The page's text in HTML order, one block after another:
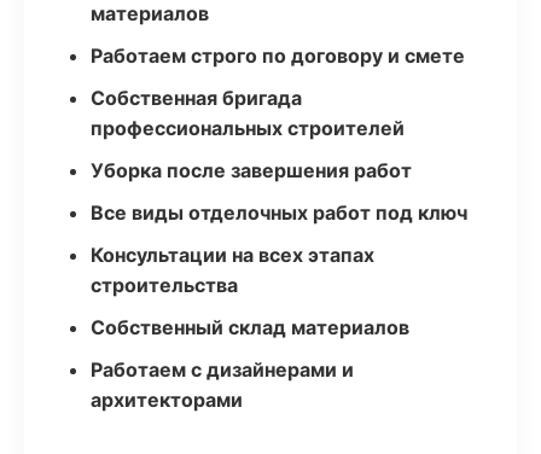
материалов
Работаем строго по договору и смете
Собственная бригада
профессиональных строителей
Уборка после завершения работ
Все виды отделочных работ под ключ
Консультации на всех этапах
строительства
Собственный склад материалов
Работаем с дизайнерами и
архитекторами